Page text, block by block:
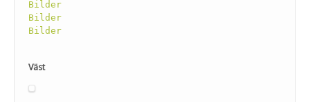
Bilder
Bilder
Bilder
Väst